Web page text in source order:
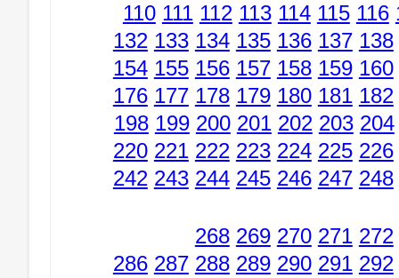
110 111 112 113 114 115 116
132 133 134 135 136 137 138
154 155 156 157 158 159 160
176 177 178 179 180 181 182
198 199 200 201 202 203 204
220 221 222 223 224 225 226
242 243 244 245 246 247 248
268 269 270 271 272
286 287 288 289 290 291 292